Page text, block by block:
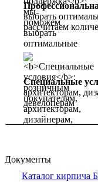
выбрать
рассчитаем
Специальные
архитекторам,
девелоперам
Документы
Каталог кирпича